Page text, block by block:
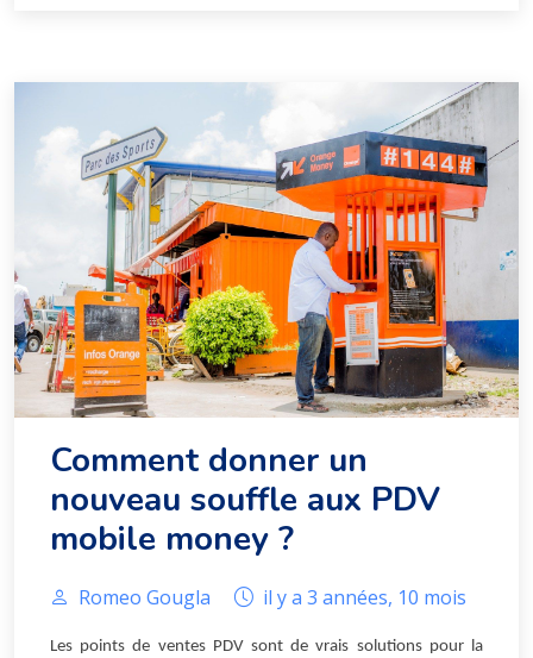
Comment donner un
nouveau souffle aux PDV
mobile money ?
Romeo Gougla il y a 3 années, 10 mois
Les points de ventes PDV sont de vrais solutions pour la